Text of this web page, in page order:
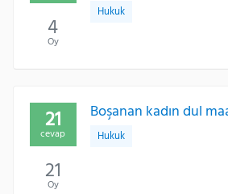
Hukuk
4
Oy
Boşanan kadın dul
Hukuk
21
cevap
21
Oy